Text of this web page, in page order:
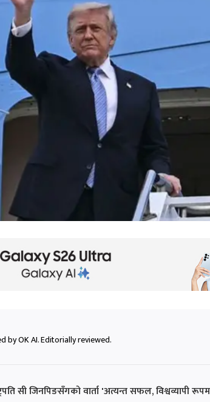
by OK AI. Editorially reviewed.
सी जिनपिङसँगको वार्ता 'अत्यन्त सफल, विश्वव्यापी